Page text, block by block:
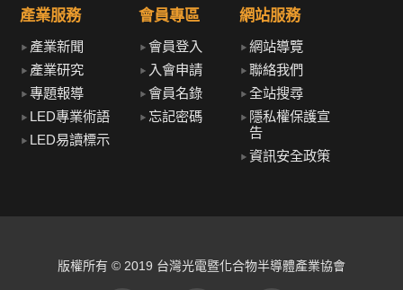
產業服務
產業新聞
產業研究
專題報導
LED專業術語
LED易讀標示
會員專區
會員登入
入會申請
會員名錄
忘記密碼
網站服務
網站導覽
聯絡我們
全站搜尋
隱私權保護宣
告
資訊安全政策
版權所有 © 2019 台灣光電暨化合物半導體產業協會